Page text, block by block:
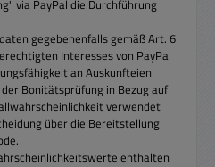
via PayPal die Durchführung
gegebenenfalls gemäß Art. 6
Interesses von PayPal
an Auskunfteien
Bonitätsprüfung in Bezug auf
verwendet
über die Bereitstellung
enthalten